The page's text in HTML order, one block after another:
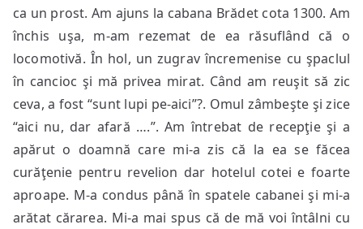
ca un prost. Am ajuns la cabana Brădet cota 1300. Am
închis uşa, m-am rezemat de ea răsuflând că o
locomotivă. În hol, un zugrav încremenise cu şpaclul
în cancioc şi mă privea mirat. Când am reuşit să zic
ceva, a fost “sunt lupi pe-aici”?. Omul zâmbeşte şi zice
“aici nu, dar afară ….”. Am întrebat de recepţie şi a
apărut o doamnă care mi-a zis că la ea se făcea
curăţenie pentru revelion dar hotelul cotei e foarte
aproape. M-a condus până în spatele cabanei şi mi-a
arătat cărarea. Mi-a mai spus că de mă voi întâlni cu